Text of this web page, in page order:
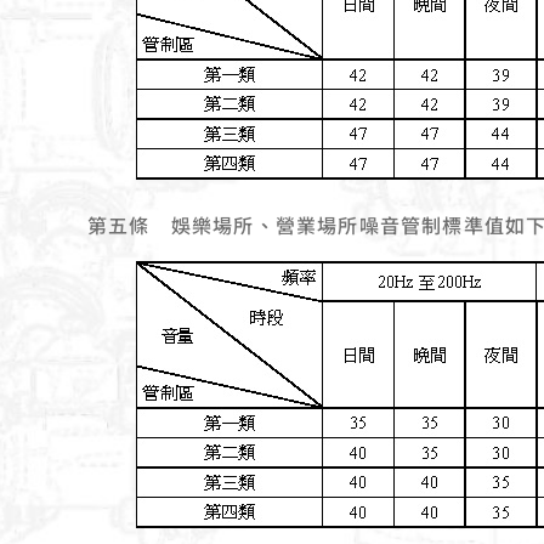
第五條 娛樂場所、營業場所噪音管制標準值如